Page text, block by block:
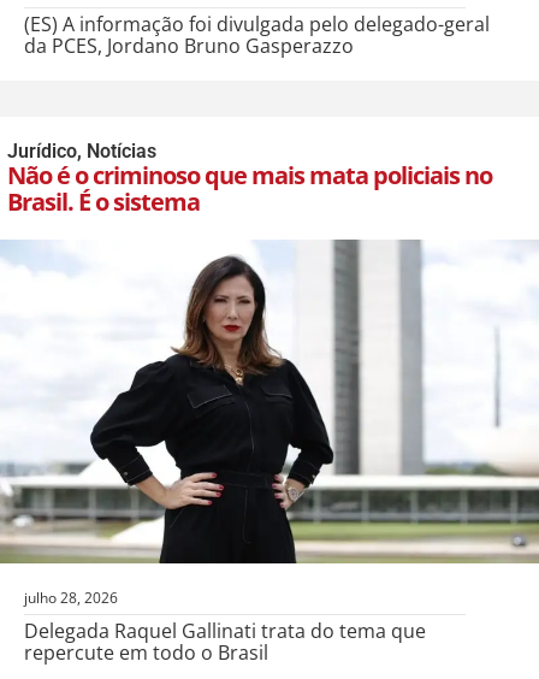
(ES) A informação foi divulgada pelo delegado-geral
da PCES, Jordano Bruno Gasperazzo
Jurídico, Notícias
Não é o criminoso que mais mata policiais no
Brasil. É o sistema
julho 28, 2026
Delegada Raquel Gallinati trata do tema que
repercute em todo o Brasil